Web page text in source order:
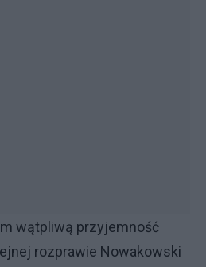
wątpliwą przyjemność
rozprawie Nowakowski